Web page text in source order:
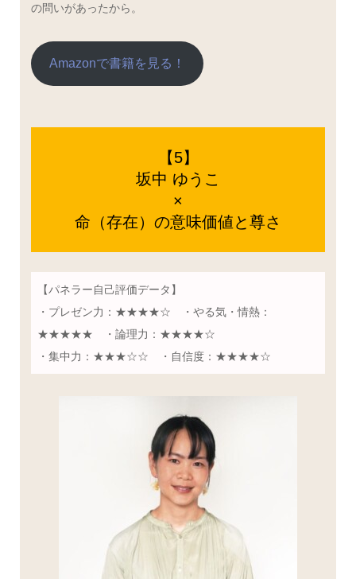
の問いがあったから。
Amazonで書籍を見る！
【5】
坂中 ゆうこ
×
命（存在）の意味価値と尊さ
【パネラー自己評価データ】
・プレゼン力：★★★★☆ ・やる気・情熱：
★★★★★ ・論理力：★★★★☆
・集中力：★★★☆☆ ・自信度：★★★★☆